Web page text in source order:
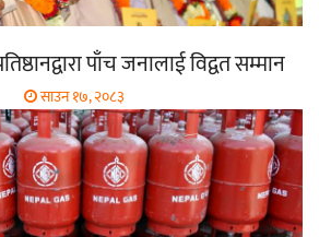
पाँच जनालाई विद्वत सम्मान
साउन १७, २०८३